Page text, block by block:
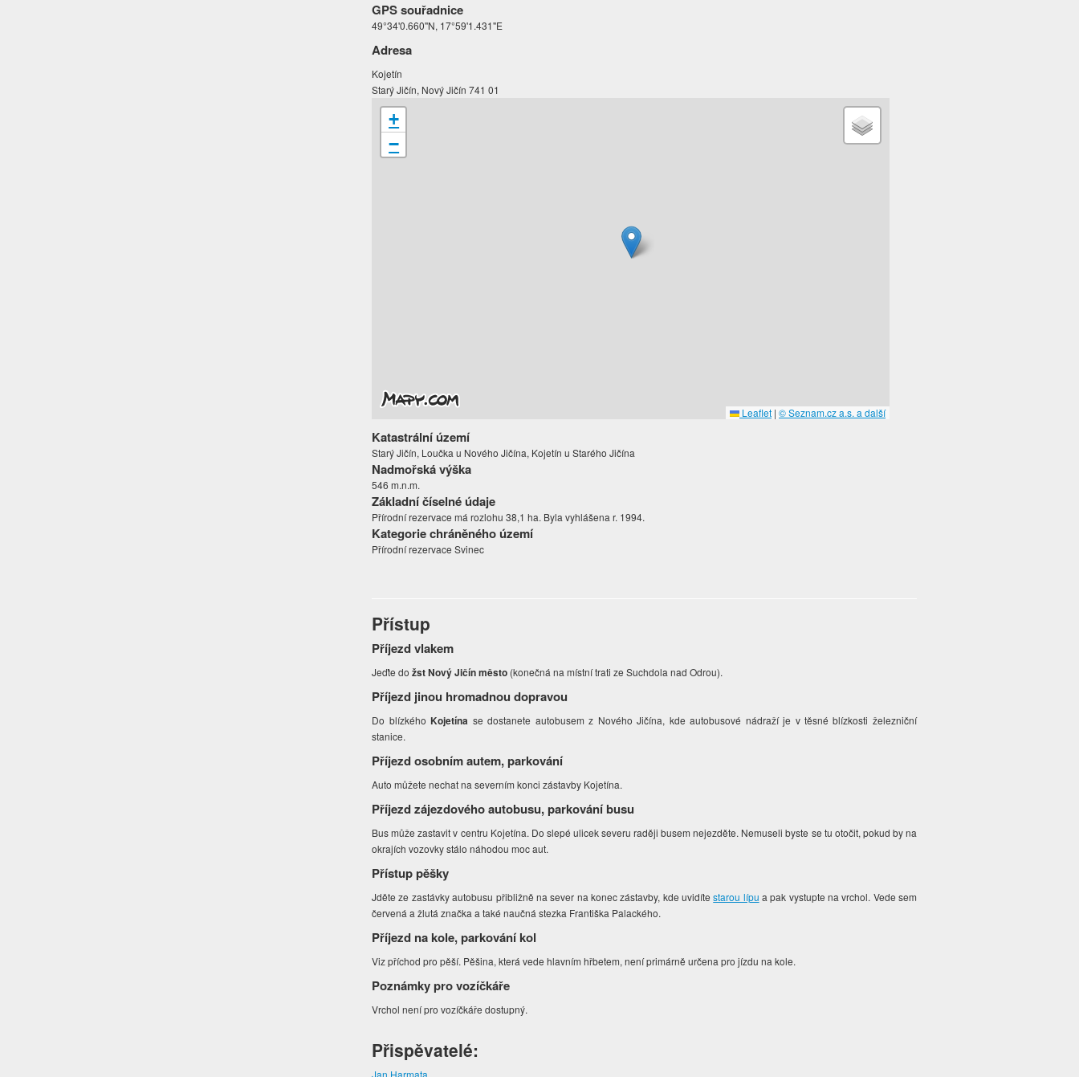
GPS souřadnice
49°34'0.660"N, 17°59'1.431"E
Adresa
Kojetín
Starý Jičín, Nový Jičín 741 01
+
−
Leaflet | © Seznam.cz a.s. a další
Katastrální území
Starý Jičín, Loučka u Nového Jičína, Kojetín u Starého Jičína
Nadmořská výška
546 m.n.m.
Základní číselné údaje
Přírodní rezervace má rozlohu 38,1 ha. Byla vyhlášena r. 1994.
Kategorie chráněného území
Přírodní rezervace Svinec
Přístup
Příjezd vlakem
Jeďte dožst Nový Jičín město (konečná na místní trati ze Suchdola nad Odrou).
Příjezd jinou hromadnou dopravou
Do blízkého Kojetína se dostanete autobusem z Nového Jičína, kde autobusové nádraží je v těsné blízkosti železniční
stanice.
Příjezd osobním autem, parkování
Auto můžete nechat na severním konci zástavby Kojetína.
Příjezd zájezdového autobusu, parkování busu
Bus může zastavit v centru Kojetína. Do slepé ulicek severu raději busem nejezděte. Nemuseli byste se tu otočit, pokud by na
okrajích vozovky stálo náhodou moc aut.
Přístup pěšky
Jděte ze zastávky autobusu přibližně na sever na konec zástavby, kde uvidítestarou lípu a pak vystupte na vrchol. Vede sem
červená a žlutá značka a také naučná stezka Františka Palackého.
Příjezd na kole, parkování kol
Viz příchod pro pěší. Pěšina, která vede hlavním hřbetem, není primárně určena pro jízdu na kole.
Poznámky pro vozíčkáře
Vrchol není pro vozíčkáře dostupný.
Přispěvatelé: